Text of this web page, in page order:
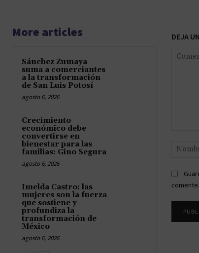
More articles
Sánchez Zumaya
suma a comerciantes
a la transformación
de San Luis Potosí
agosto 6, 2026
Crecimiento
económico debe
convertirse en
bienestar para las
familias: Gino Segura
agosto 6, 2026
Imelda Castro: las
mujeres son la fuerza
que sostiene y
profundiza la
transformación de
México
agosto 6, 2026
DEJA
comente.